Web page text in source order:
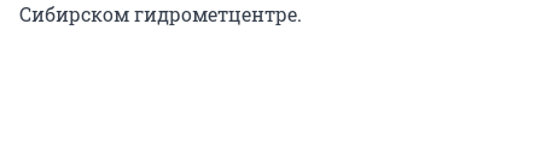
Сибирском гидрометцентре.